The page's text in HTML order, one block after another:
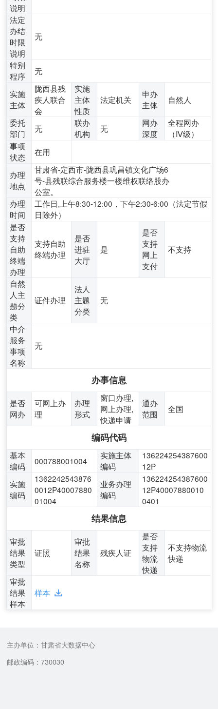
说明
法定
办结
时限
说明
无
特别
程序
无
实施
主体
陇西县残
疾人联合
会
实施
主体
性质
法定机关
申办
主体
自然人
委托
部门
无
联办
机构
无
网办
深度
全程网办
（Ⅳ级）
事项
状态
在用
办理
地点
甘肃省-定西市-陇西县巩昌镇文化广场6
号-县残联综合服务楼一楼维权联络股办
公室。
办理
时间
工作日,上午8:30-12:00，下午2:30-6:00（法定节假
日除外）
是否
支持
自助
终端
办理
支持自助
终端办理
是否
进驻
大厅
是
是否
支持
网上
支付
不支持
自然
人主
题分
类
证件办理
法人
主题
分类
无
中介
服务
事项
名称
无
办事信息
是否
网办
可网上办
理
办理
形式
窗口办理,
网上办理,
快递申请
通办
范围
全国
编码代码
基本
编码
000788001004
实施主体
编码
136224254387600
12P
实施
编码
1362242543876
0012P40007880
01004
业务办理
编码
136224254387600
12P40007880010
0401
结果信息
审批
结果
类型
证照
审批
结果
名称
残疾人证
是否
支持
物流
快递
不支持物流
快递
审批
结果
样本
样本
主办单位：甘肃省大数据中心
邮政编码：730030